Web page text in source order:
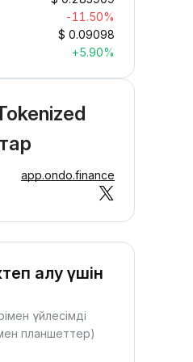
-11.50%
$ 0.09098
+5.90%
app.ondo.finance
алу үшін
үйлесімді
планшеттер)